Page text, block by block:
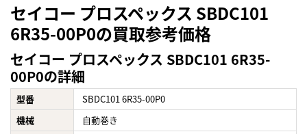
セイコー プロスペックス SBDC101
6R35-00P0の買取参考価格
セイコー プロスペックス SBDC101 6R35-
00P0の詳細
型番
SBDC101 6R35-00P0
機械
自動巻き